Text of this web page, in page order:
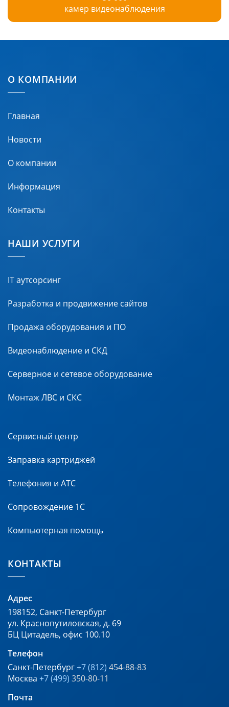
камер видеонаблюдения
О КОМПАНИИ
Главная
Новости
О компании
Информация
Контакты
НАШИ УСЛУГИ
IT аутсорсинг
Разработка и продвижение сайтов
Продажа оборудования и ПО
Видеонаблюдение и СКД
Серверное и сетевое оборудование
Монтаж ЛВС и СКС
Сервисный центр
Заправка картриджей
Телефония и АТС
Сопровождение 1С
Компьютерная помощь
КОНТАКТЫ
Адрес
198152, Санкт-Петербург
ул. Краснопутиловская, д. 69
БЦ Цитадель, офис 100.10
Телефон
Санкт-Петербург+7 (812) 454-88-83
Москва +7 (499) 350-80-11
Почта